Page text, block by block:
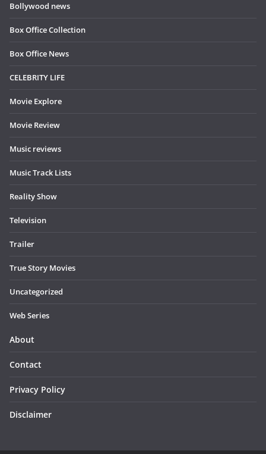
Bollywood news
Box Office Collection
Box Office News
CELEBRITY LIFE
Movie Explore
Movie Review
Music reviews
Music Track Lists
Reality Show
Television
Trailer
True Story Movies
Uncategorized
Web Series
About
Contact
Privacy Policy
Disclaimer